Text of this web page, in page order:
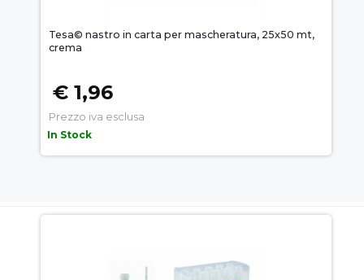
Tesa© nastro in carta per mascheratura, 25x50 mt,
crema
€ 1,96
Prezzo iva esclusa
In Stock
SUCCESSO